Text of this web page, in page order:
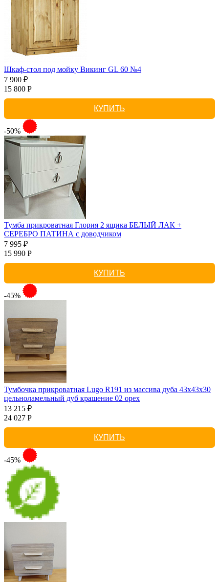
Шкаф-стол под мойку Викинг GL 60 №4
7 900 ₽
15 800 Р
КУПИТЬ
-50%
Тумба прикроватная Глория 2 ящика БЕЛЫЙ ЛАК +
СЕРЕБРО ПАТИНА с доводчиком
7 995 ₽
15 990 Р
КУПИТЬ
-45%
Тумбочка прикроватная Lugo R191 из массива дуба 43х43х30
цельноламельный дуб крашение 02 орех
13 215 ₽
24 027 Р
КУПИТЬ
-45%